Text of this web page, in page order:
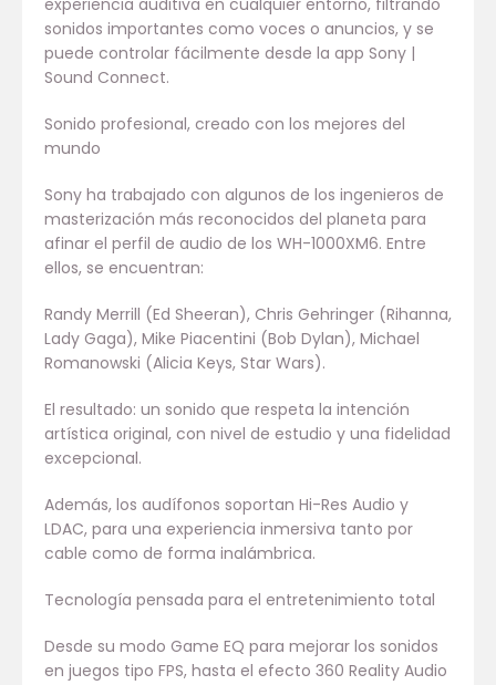
sonidos importantes como voces o anuncios, y se
puede controlar fácilmente desde la app Sony |
Sound Connect.
Sonido profesional, creado con los mejores del
mundo
Sony ha trabajado con algunos de los ingenieros de
masterización más reconocidos del planeta para
afinar el perfil de audio de los WH-1000XM6. Entre
ellos, se encuentran:
Randy Merrill (Ed Sheeran), Chris Gehringer (Rihanna,
Lady Gaga), Mike Piacentini (Bob Dylan), Michael
Romanowski (Alicia Keys, Star Wars).
El resultado: un sonido que respeta la intención
artística original, con nivel de estudio y una fidelidad
excepcional.
Además, los audífonos soportan Hi-Res Audio y
LDAC, para una experiencia inmersiva tanto por
cable como de forma inalámbrica.
Tecnología pensada para el entretenimiento total
Desde su modo Game EQ para mejorar los sonidos
en juegos tipo FPS, hasta el efecto 360 Reality Audio